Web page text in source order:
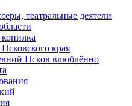
театральные деятели
края
Псков влюблённо